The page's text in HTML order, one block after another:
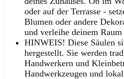
oder auf der Terrasse -
Blumen oder andere
und verleihe deinem
HINWEIS! Diese Säulen
hergestellt. Sie werden
Handwerkern und
Handwerkzeugen und